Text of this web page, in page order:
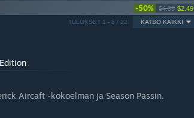
-50% $4.99 $2.49
KATSO KAIKKI
TULOKSET 1 - 5 / 22
Aircaft -kokoelman ja Season Passin.